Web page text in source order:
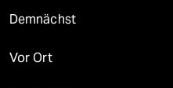
Demnächst
Vor Ort